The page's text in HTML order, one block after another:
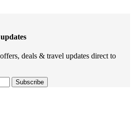
deals & travel updates direct to